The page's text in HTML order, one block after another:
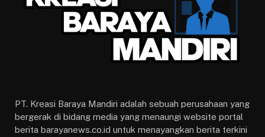
PT. Kreasi Baraya Mandiri adalah sebuah perusahaan yang
bergerak di bidang media yang menaungi website portal
berita barayanews.co.id untuk menayangkan berita terkini